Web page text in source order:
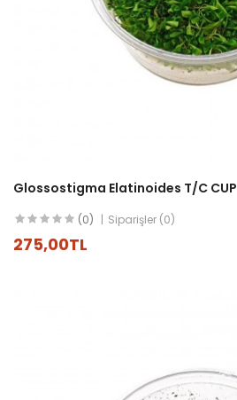
Glossostigma Elatinoides T/C CUP
(0) Siparişler (0)
275,00TL